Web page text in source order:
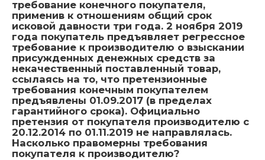
требование конечного покупателя,
применив к отношениям общий срок
исковой давности три года. 2 ноября 2019
года покупатель предъявляет регрессное
требование к производителю о взыскании
присужденных денежных средств за
некачественный поставленный товар,
ссылаясь на то, что претензионные
требования конечным покупателем
предъявлены 01.09.2017 (в пределах
гарантийного срока). Официально
претензия от покупателя производителю с
20.12.2014 по 01.11.2019 не направлялась.
Насколько правомерны требования
покупателя к производителю?